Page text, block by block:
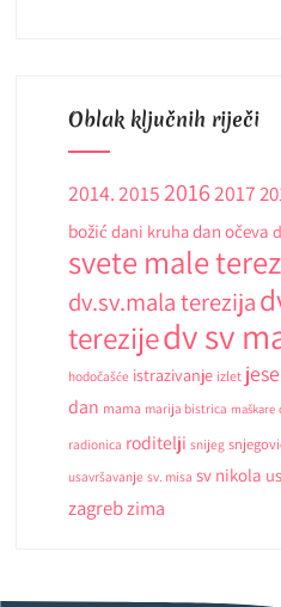
Oblak ključnih riječi
2014.201520162017
božić dani kruhadan očeva
svete male
dv.sv.mala terezija
terezijedv sv
hodočašće istrazivanje izlet
dan mama marija bistrica maškare
radionica roditelji snijeg
usavršavanje sv. misa sv nikola
zagrebzima